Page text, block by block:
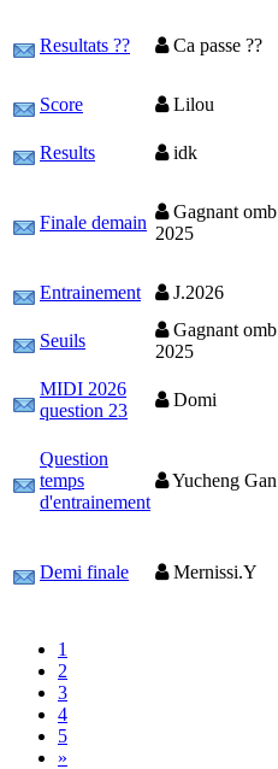
Resultats ?? Ca passe ??
Score
Lilou
Results
idk
Finale demain
Gagnant omb
2025
Entrainement
J.2026
Seuils
Gagnant omb
2025
MIDI 2026
question 23
Domi
Question
temps
d'entrainement
Yucheng Gan
Demi finale Mernissi.Y
1
2
3
4
5
»